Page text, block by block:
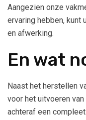
Aangezien onze
ervaring hebben, kunt
en afwerking.
En wat
Naast het herstellen
voor het uitvoeren
achteraf een